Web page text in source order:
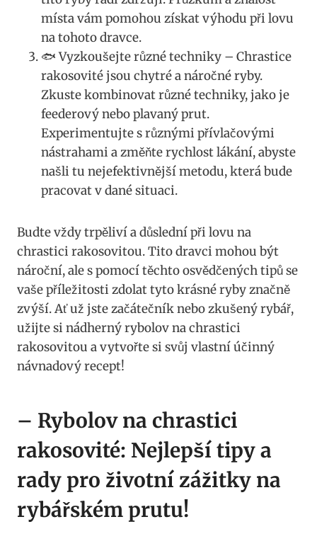
místa vám pomohou získat výhodu při lovu
na tohoto dravce.
🐟⁤ Vyzkoušejte různé techniky – Chrastice
rakosovité jsou chytré a náročné ​ryby.
Zkuste kombinovat různé techniky, jako je
feederový nebo ‍plavaný prut. ​
Experimentujte s různými přívlačovými
nástrahami a změňte rychlost ​lákání, abyste
našli tu nejefektivnější metodu, která bude
pracovat v dané situaci.
Budte vždy trpěliví a důslední při ⁣lovu na
chrastici rakosovitou. Tito⁣ dravci mohou ⁣být
⁤nároční, ​ale s ⁣pomocí​ těchto osvědčených tipů se‌
vaše příležitosti zdolat tyto krásné ryby značně
zvýší. Ať už jste začátečník nebo zkušený rybář,
⁣užijte si‍ nádherný rybolov ‍na ‌chrastici
rakosovitou a vytvořte si⁤ svůj vlastní účinný
‍návnadový recept!
– Rybolov ​na chrastici​
rakosovité: Nejlepší tipy a
rady ​pro životní zážitky na
rybářském‌ prutu!